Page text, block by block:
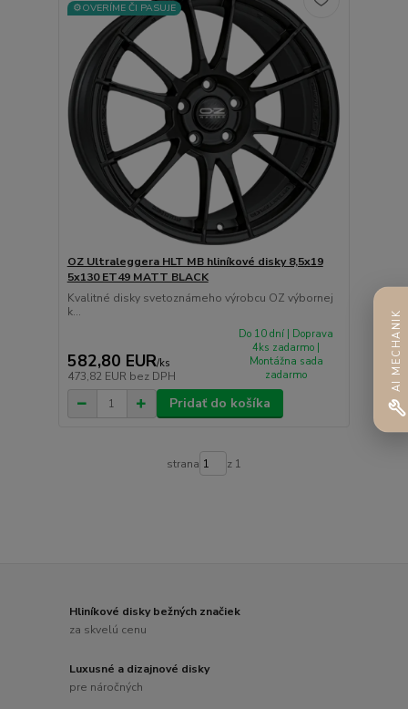
⚙️OVERÍME ČI PASUJE
OZ Ultraleggera HLT MB hliníkové disky 8,5x19
5x130 ET49 MATT BLACK
Kvalitné disky svetoznámeho výrobcu OZ výbornej
k...
582,80 EUR/ks
473,82 EUR bez DPH
Do 10 dní | Doprava
4ks zadarmo |
Montážna sada
zadarmo
Pridať do košíka
strana z 1
Hliníkové disky bežných značiek
za skvelú cenu
Luxusné a dizajnové disky
pre náročných
AI MECHANIK